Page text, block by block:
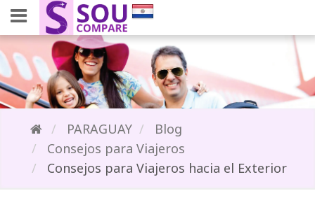
PARAGUAY
Blog
Consejos para Viajeros
Consejos para Viajeros hacia el Exterior